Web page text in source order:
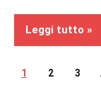
Leggi tutto
Bambini
1 2 3